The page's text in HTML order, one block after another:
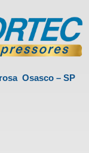
Osasco – SP